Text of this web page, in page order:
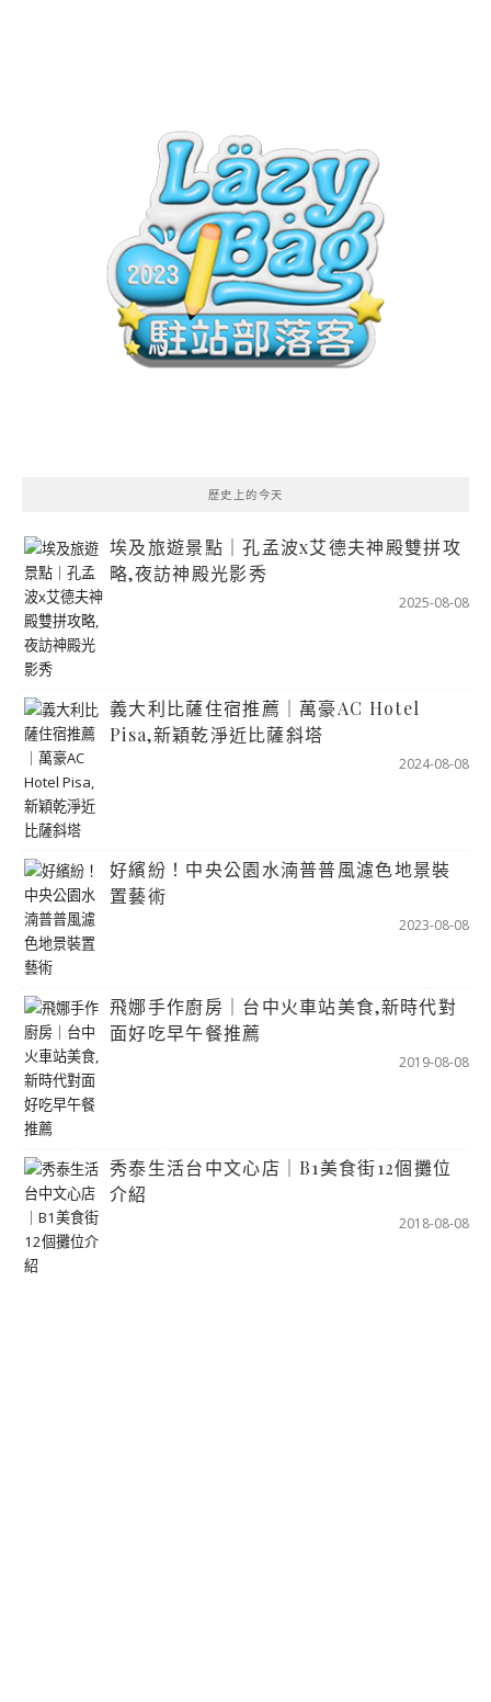
歷史上的今天
埃及旅遊景點｜孔孟波x艾德夫神殿雙拼攻
略,夜訪神殿光影秀
2025-08-08
義大利比薩住宿推薦｜萬豪AC Hotel
Pisa,新穎乾淨近比薩斜塔
2024-08-08
好繽紛！中央公園水湳普普風濾色地景裝
置藝術
2023-08-08
飛娜手作廚房｜台中火車站美食,新時代對
面好吃早午餐推薦
2019-08-08
秀泰生活台中文心店｜B1美食街12個攤位
介紹
2018-08-08